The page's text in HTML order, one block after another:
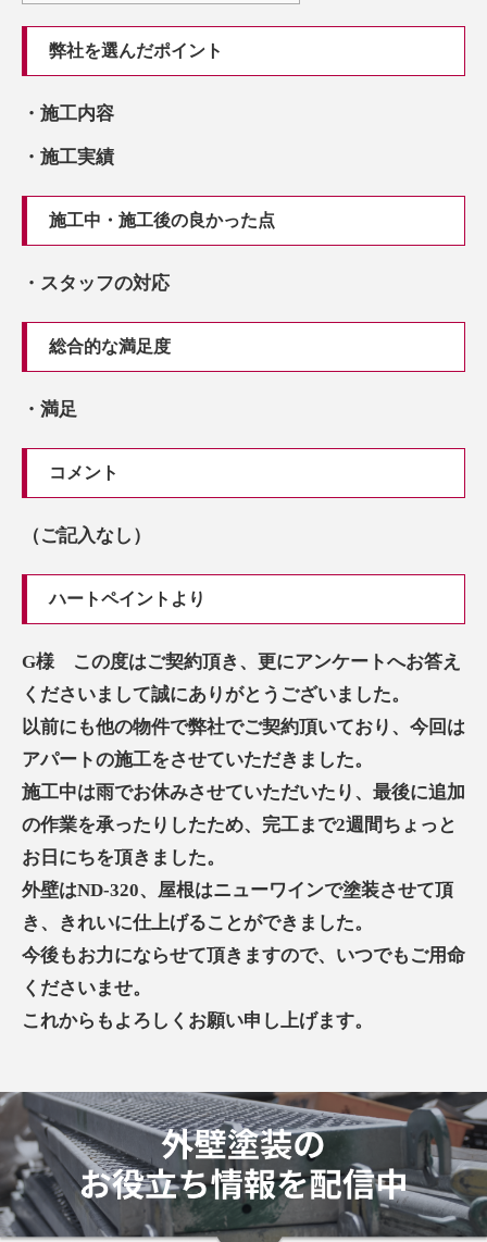
弊社を選んだポイント
・施工内容
・施工実績
施工中・施工後の良かった点
・スタッフの対応
総合的な満足度
・満足
コメント
（ご記入なし）
ハートペイントより
G様 この度はご契約頂き、更にアンケートへお答え
くださいまして誠にありがとうございました。
以前にも他の物件で弊社でご契約頂いており、今回は
アパートの施工をさせていただきました。
施工中は雨でお休みさせていただいたり、最後に追加
の作業を承ったりしたため、完工まで2週間ちょっと
お日にちを頂きました。
外壁はND-320、屋根はニューワインで塗装させて頂
き、きれいに仕上げることができました。
今後もお力にならせて頂きますので、いつでもご用命
くださいませ。
これからもよろしくお願い申し上げます。